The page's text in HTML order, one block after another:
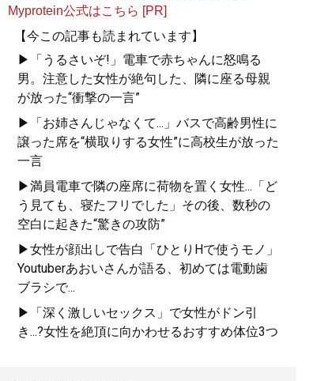
Myprotein公式はこちら [PR]
【今この記事も読まれています】
▶「うるさいぞ!」電車で赤ちゃんに怒鳴る
男。注意した女性が絶句した、隣に座る母親
が放った“衝撃の一言”
▶「お姉さんじゃなくて...」バスで高齢男性に
譲った席を“横取りする女性”に高校生が放った
一言
▶満員電車で隣の座席に荷物を置く女性...「ど
う見ても、寝たフリでした」その後、数秒の
空白に起きた“驚きの攻防”
▶女性が顔出しで告白「ひとりHで使うモノ」
Youtuberあおいさんが語る、初めては電動歯
ブラシで...
▶「深く激しいセックス」で女性がドン引
き...?女性を絶頂に向かわせるおすすめ体位3つ